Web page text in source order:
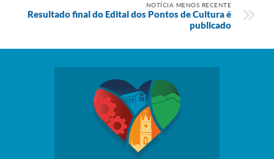
NOTÍCIA MENOS RECENTE
Resultado final do Edital dos Pontos de Cultura é
publicado